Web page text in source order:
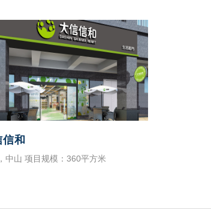
和
中山 项目规模：360平方米